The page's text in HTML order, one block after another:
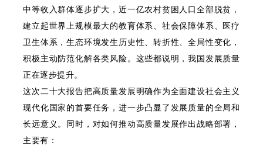
中等收入群体逐步扩大，近一亿农村贫困人口全部脱贫，
建立起世界上规模最大的教育体系、社会保障体系、医疗
卫生体系，生态环境发生历史性、转折性、全局性变化，
积极主动防范化解各类风险。这些都说明，我国发展质量
正在逐步提升。
这次二十大报告把高质量发展明确作为全面建设社会主义
现代化国家的首要任务，进一步凸显了发展质量的全局和
长远意义。同时，对如何推动高质量发展作出战略部署，
主要有：